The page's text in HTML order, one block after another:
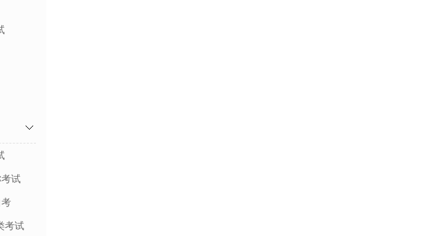
试
考试